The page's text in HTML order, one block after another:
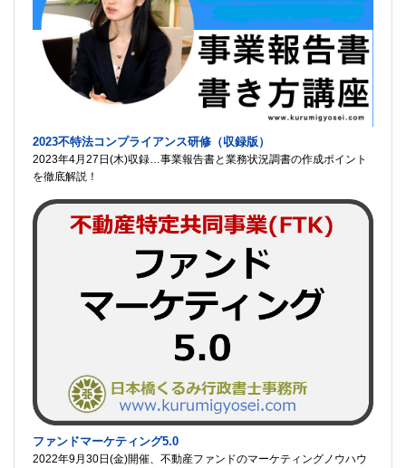
2023不特法コンプライアンス研修（収録版）
2023年4月27日(木)収録…事業報告書と業務状況調書の作成ポイント
を徹底解説！
ファンドマーケティング5.0
2022年9月30日(金)開催、不動産ファンドのマーケティングノウハウ